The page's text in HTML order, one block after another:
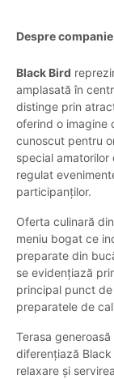
Despre
Black Bird
amplasată în
distinge prin
oferind o imagine
cunoscut pentru
special
regulat
participanților.
Oferta culinară
meniu bogat ce
preparate din
se evidențiază
principal punct
preparatele de
Terasa
diferențiază
relaxare și